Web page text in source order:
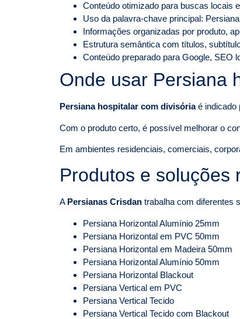
Conteúdo otimizado para buscas locais
Uso da palavra-chave principal:
Informações organizadas por produto,
Estrutura semântica com títulos,
Conteúdo preparado para Google, SEO
Onde usar Persiana
Persiana hospitalar com divisóriaé indicado
Com o produto certo, é possível melhorar o
Em ambientes residenciais, comerciais,
Produtos e soluções
A Persianas Crisdan trabalha com diferentes
Persiana Horizontal Alumínio 25mm
Persiana Horizontal em PVC 50mm
Persiana Horizontal em Madeira 50mm
Persiana Horizontal Alumínio 50mm
Persiana Horizontal Blackout
Persiana Vertical em PVC
Persiana Vertical Tecido
Persiana Vertical Tecido com Blackout